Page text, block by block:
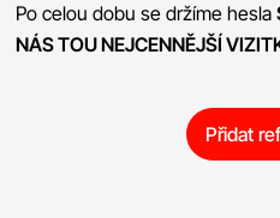
Po celou dobu se držíme hesla
NÁS TOU NEJCENNĚJŠÍ
Přidat